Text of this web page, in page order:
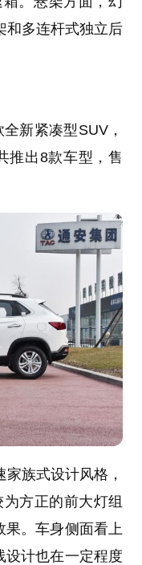
和多连杆式独立后
新紧凑型SUV，
推出8款车型，售
族式设计风格，
方正的前大灯组
。车身侧面看上
设计也在一定程度